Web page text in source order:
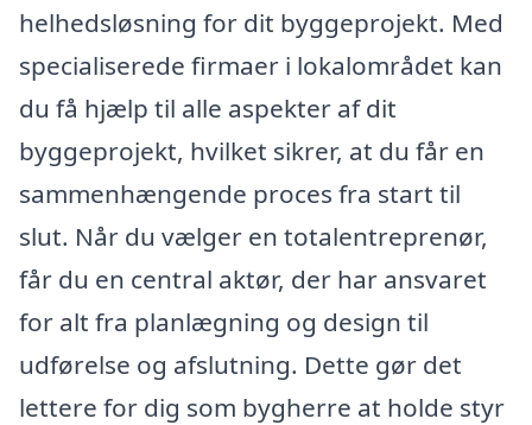
helhedsløsning for dit byggeprojekt. Med
specialiserede firmaer i lokalområdet kan
du få hjælp til alle aspekter af dit
byggeprojekt, hvilket sikrer, at du får en
sammenhængende proces fra start til
slut. Når du vælger en totalentreprenør,
får du en central aktør, der har ansvaret
for alt fra planlægning og design til
udførelse og afslutning. Dette gør det
lettere for dig som bygherre at holde styr